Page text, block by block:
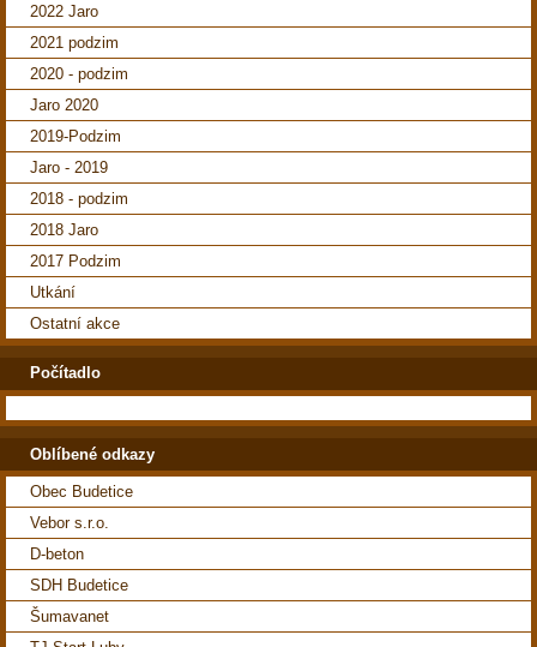
2022 Jaro
2021 podzim
2020 - podzim
Jaro 2020
2019-Podzim
Jaro - 2019
2018 - podzim
2018 Jaro
2017 Podzim
Utkání
Ostatní akce
Počítadlo
Oblíbené odkazy
Obec Budetice
Vebor s.r.o.
D-beton
SDH Budetice
Šumavanet